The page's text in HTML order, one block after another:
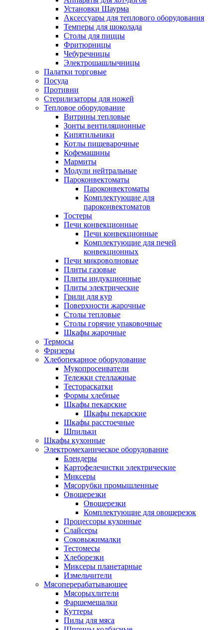
Установки Шаурма
Аксессуары для теплового оборудования
Темперы для шоколада
Столы для пиццы
Фритюрницы
Чебуречницы
Электрошашлычницы
Палатки торговые
Посуда
Противни
Стерилизаторы для ножей
Тепловое оборудование
Витрины тепловые
Зонты вентиляционные
Кипятильники
Котлы пищеварочные
Кофемашины
Мармиты
Модули нейтральные
Пароконвектоматы
Пароконвектоматы
Комплектующие для
пароконвектоматов
Тостеры
Печи конвекционные
Печи конвекционные
Комплектующие для печей
конвекционных
Печи микроволновые
Плиты газовые
Плиты индукционные
Плиты электрические
Грили для кур
Поверхности жарочные
Столы тепловые
Столы горячие упаковочные
Шкафы жарочные
Термосы
Фризеры
Хлебопекарное оборудование
Мукопросеиватели
Тележки стеллажные
Тестораскатки
Формы хлебные
Шкафы пекарские
Шкафы пекарские
Шкафы расстоечные
Шпильки
Шкафы кухонные
Электромеханическое оборудование
Блендеры
Картофелечистки электрические
Миксеры
Мясорубки промышленные
Овощерезки
Овощерезки
Комплектующие для овощерезок
Процессоры кухонные
Слайсеры
Соковыжималки
Тестомесы
Хлеборезки
Миксеры планетарные
Измельчители
Мясоперерабатывающее
Мясорыхлители
Фаршемешалки
Куттеры
Пилы для мяса